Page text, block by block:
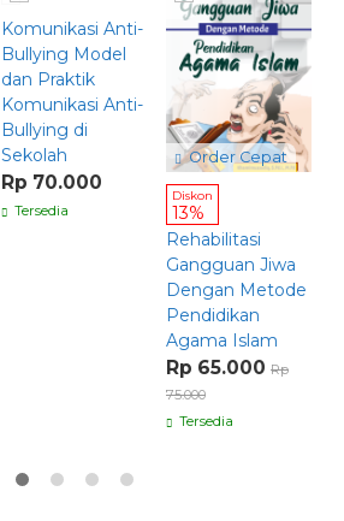
Komunikasi Anti-
Bullying Model
dan Praktik
Komunikasi Anti-
Bullying di
Sekolah
Rp 70.000
Tersedia
Order Cepat
Diskon
13%
Rehabilitasi
Gangguan Jiwa
Dengan Metode
Pendidikan
Agama Islam
Rp 65.000 Rp
75.000
Tersedia